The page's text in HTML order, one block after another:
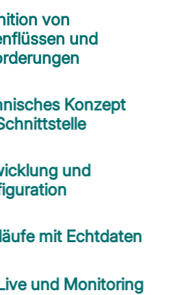
von
und
Konzept
und
mit Echtdaten
und Monitoring